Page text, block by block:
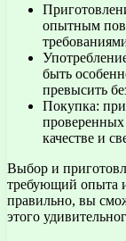
опытным
быть
превысить
Покупка:
проверенных
качестве и
Выбор и
требующий опыта
правильно, вы
этого